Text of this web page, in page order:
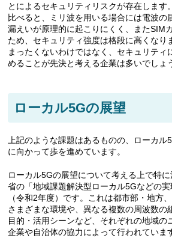
とによるセキュリティリスクが存在します
比べると、ミリ波を用いる場合には電波の
漏えいが原理的に起こりにくく、またSIM
ため、セキュリティ強度は格段に高くなり
まったくないわけではなく、セキュリティ
めることが先決と考える企業は多いでしょ
ローカル5Gの展望
上記のような課題はあるものの、ローカ
に向かって歩を進めています。
ローカル5Gの展望について考える上で特
省の「地域課題解決型ローカル5Gなどの実
（令和2年度）です。これは都市部・地方
さまざまな環境や、異なる複数の周波数の
目的・活用シーンなど、それぞれの地域の
企業や自治体の協力によって行われていま